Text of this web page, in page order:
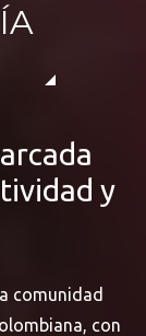
y
comunidad
con